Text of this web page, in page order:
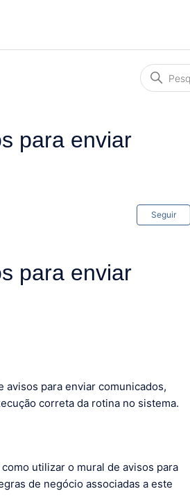
para enviar
Seguir
para enviar
para enviar comunicados,
correta da rotina no sistema.
utilizar o mural de avisos para
de negócio associadas a este